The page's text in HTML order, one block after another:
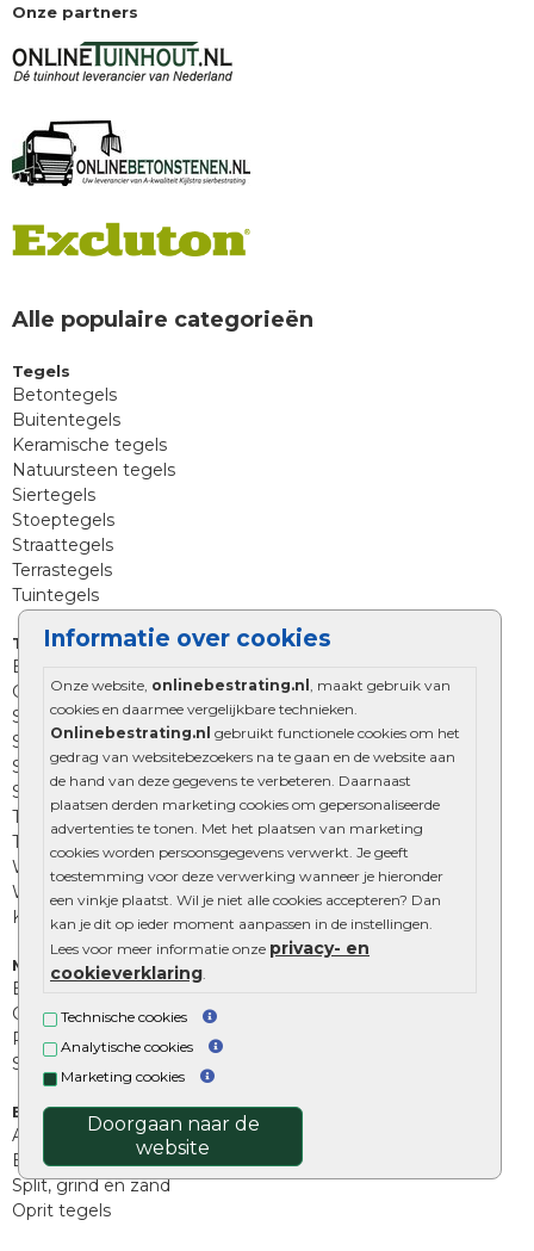
Informatie over cookies
Onze website, onlinebestrating.nl , maakt gebruik van
cookies en daarmee vergelijkbare technieken.
Onlinebestrating.nl gebruikt functionele cookies om het
gedrag van websitebezoekers na te gaan en de website aan
de hand van deze gegevens te verbeteren. Daarnaast
plaatsen derden marketing cookies om gepersonaliseerde
advertenties te tonen. Met het plaatsen van marketing
cookies worden persoonsgegevens verwerkt. Je geeft
toestemming voor deze verwerking wanneer je hieronder
een vinkje plaatst. Wil je niet alle cookies accepteren? Dan
kan je dit op ieder moment aanpassen in de instellingen.
Lees voor meer informatie onze privacy- en
cookieverklaring
Technische cookies
Analytische cookies
Marketing cookies
Doorgaan naar de
website
Onze partners
Alle populaire categorieën
Tegels
Betontegels
Buitentegels
Keramische tegels
Natuursteen tegels
Siertegels
Stoeptegels
Straattegels
Terrastegels
Tuintegels
Tuinbestrating
Betonklinkers
Gebakken bestrating
Strakke bestrating
Sierbestrating
Straatklinkers
Straatstenen
Trommelstenen
Tuinstenen
Waalformaat
Wildverband bestrating
Kingstones
Muurelementen
Betonbielzen
Opsluitbanden
Palissades
Stapelblokken
Extra benodigdheden
Afwatering en diversen
Beplantings en betonelementen
Split, grind en zand
Oprit tegels